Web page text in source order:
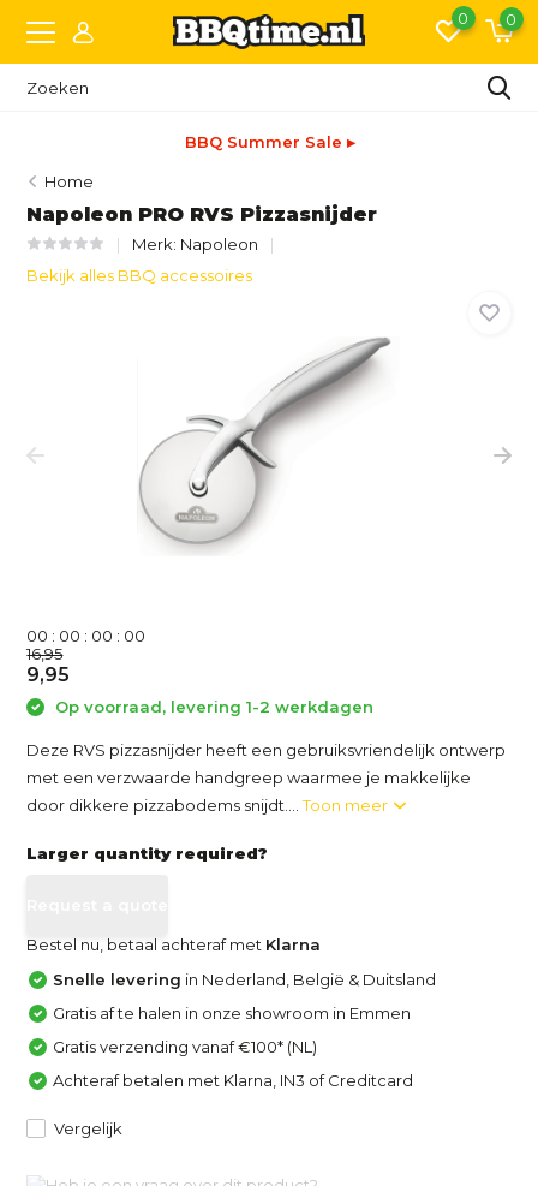
0 0
BBQ Summer Sale ▸
Home
Napoleon PRO RVS Pizzasnijder
Merk: Napoleon
Bekijk alles BBQ accessoires
00 : 00 : 00 : 00
16,95
9,95
Op voorraad, levering 1-2 werkdagen
Deze RVS pizzasnijder heeft een gebruiksvriendelijk ontwerp
met een verzwaarde handgreep waarmee je makkelijke
door dikkere pizzabodems snijdt....Toon meer
Larger quantity required?
Bestel nu, betaal achteraf met Klarna
Snelle levering in Nederland, België & Duitsland
Gratis af te halen in onze showroom in Emmen
Gratis verzending vanaf €100* (NL)
Achteraf betalen met Klarna, IN3 of Creditcard
Vergelijk